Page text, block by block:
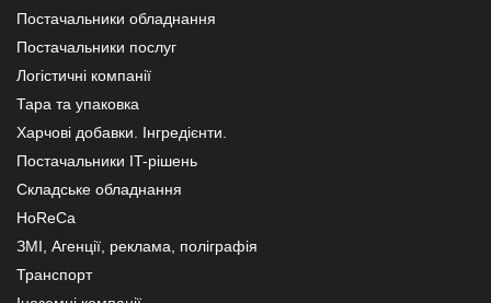
Постачальники обладнання
Постачальники послуг
Логістичні компанії
Тара та упаковка
Харчові добавки. Інгредієнти.
Постачальники IT-рішень
Складське обладнання
HoReCa
ЗМІ, Агенції, реклама, поліграфія
Транспорт